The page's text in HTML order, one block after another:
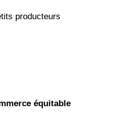
producteurs
équitable